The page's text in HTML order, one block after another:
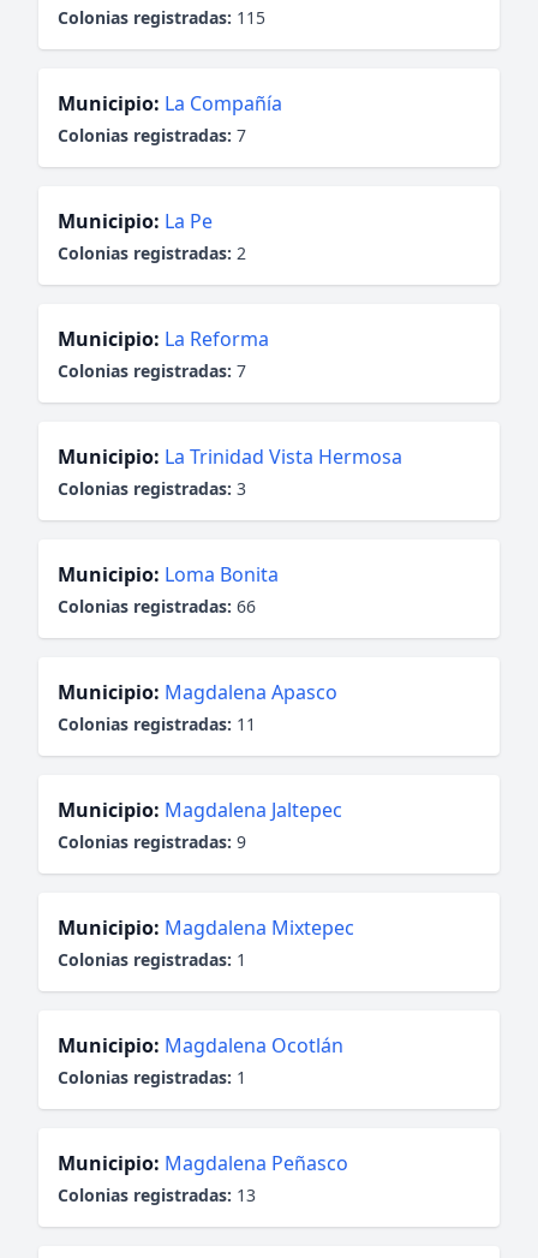
Colonias registradas: 115
Municipio: La Compañía
Colonias registradas: 7
Municipio: La Pe
Colonias registradas: 2
Municipio: La Reforma
Colonias registradas: 7
Municipio: La Trinidad Vista Hermosa
Colonias registradas: 3
Municipio: Loma Bonita
Colonias registradas: 66
Municipio: Magdalena Apasco
Colonias registradas: 11
Municipio: Magdalena Jaltepec
Colonias registradas: 9
Municipio: Magdalena Mixtepec
Colonias registradas: 1
Municipio: Magdalena Ocotlán
Colonias registradas: 1
Municipio: Magdalena Peñasco
Colonias registradas: 13